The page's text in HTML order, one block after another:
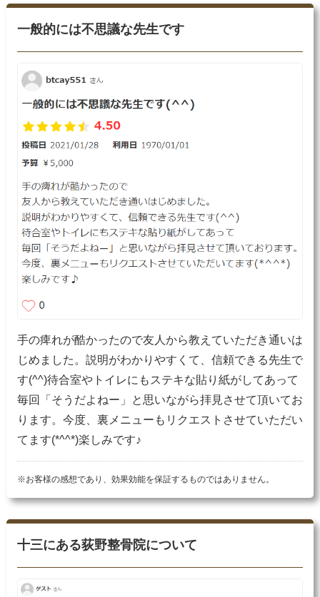
一般的には不思議な先生です
手の痺れが酷かったので友人から教えていただき通いは
じめました。説明がわかりやすくて、信頼できる先生で
す(^^)待合室やトイレにもステキな貼り紙がしてあって
毎回「そうだよねー」と思いながら拝見させて頂いてお
ります。今度、裏メニューもリクエストさせていただい
てます(*^^*)楽しみです♪
※お客様の感想であり、効果効能を保証するものではありません。
十三にある荻野整骨院について